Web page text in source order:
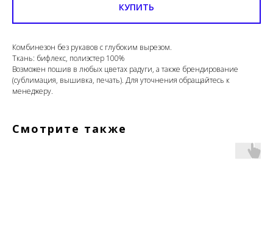
КУПИТЬ
Комбинезон без рукавов с глубоким вырезом.
Ткань: бифлекс, полиэстер 100%
Возможен пошив в любых цветах радуги, а также брендирование
(сублимация, вышивка, печать). Для уточнения обращайтесь к
менеджеру.
Смотрите также